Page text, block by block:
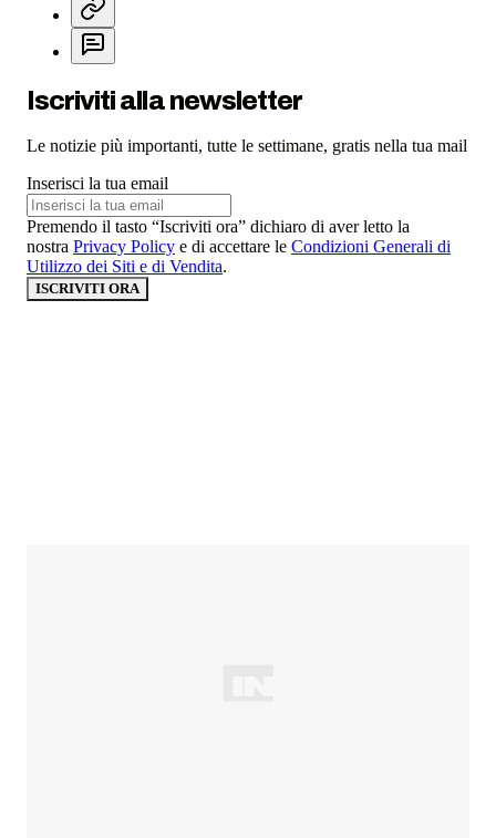
Iscriviti alla newsletter
Le notizie più importanti, tutte le settimane, gratis nella tua mail
Inserisci la tua email
Premendo il tasto “Iscriviti ora” dichiaro di aver letto la
nostra Privacy Policy e di accettare le Condizioni Generali di
Utilizzo dei Siti e di Vendita.
ISCRIVITI ORA